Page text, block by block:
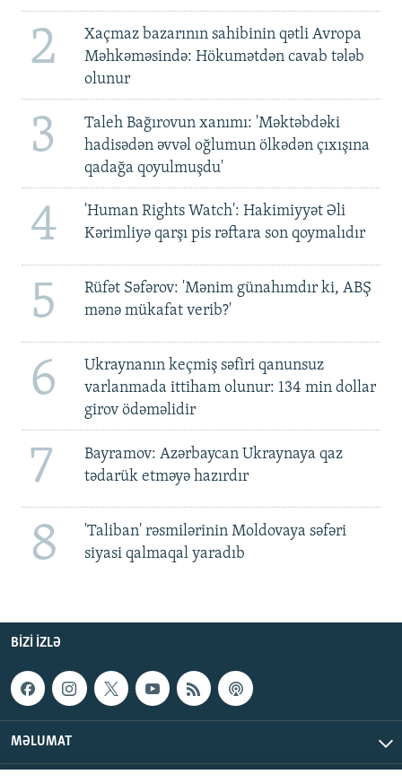
2
Xaçmaz bazarının sahibinin qətli Avropa
Məhkəməsində: Hökumətdən cavab tələb
olunur
3
Taleh Bağırovun xanımı: 'Məktəbdəki
hadisədən əvvəl oğlumun ölkədən çıxışına
qadağa qoyulmuşdu'
4
'Human Rights Watch': Hakimiyyət Əli
Kərimliyə qarşı pis rəftara son qoymalıdır
5
Rüfət Səfərov: 'Mənim günahımdır ki, ABŞ
mənə mükafat verib?'
6
Ukraynanın keçmiş səfiri qanunsuz
varlanmada ittiham olunur: 134 min dollar
girov ödəməlidir
7
Bayramov: Azərbaycan Ukraynaya qaz
tədarük etməyə hazırdır
8
'Taliban' rəsmilərinin Moldovaya səfəri
siyasi qalmaqal yaradıb
BIZI IZLƏ
MƏLUMAT